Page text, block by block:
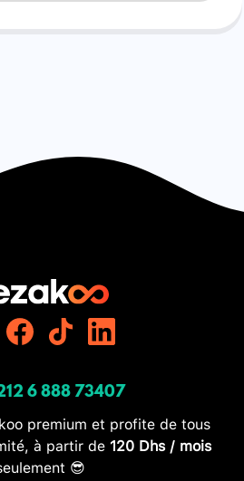
6 888 73407
premium et profite de tous
à partir de 120 Dhs / mois
😎